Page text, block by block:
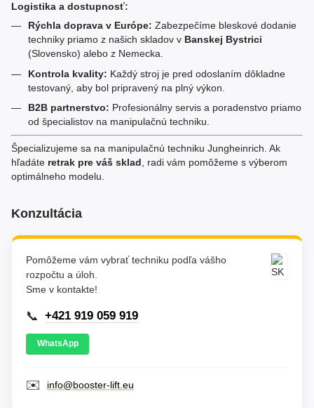
Logistika a dostupnosť:
Rýchla doprava v Európe: Zabezpečíme bleskové dodanie
techniky priamo z našich skladov v Banskej Bystrici
(Slovensko) alebo z Nemecka.
Kontrola kvality: Každý stroj je pred odoslaním dôkladne
testovaný, aby bol pripravený na plný výkon.
B2B partnerstvo: Profesionálny servis a poradenstvo priamo
od špecialistov na manipulačnú techniku.
Špecializujeme sa na manipulačnú techniku Jungheinrich. Ak
hľadáte retrak pre váš sklad , radi vám pomôžeme s výberom
optimálneho modelu.
Konzultácia
Pomôžeme vám vybrať techniku podľa vášho
rozpočtu a úloh.
Sme v kontakte!
📞 +421 919 059 919
WhatsApp
✉️ info@booster-lift.eu